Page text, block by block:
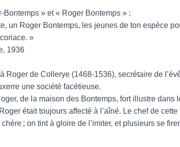
» et « Roger Bontemps » :
un Roger Bontemps, les jeunes de ton espèce
»
1936
de Collerye (1468-1536), secrétaire de
une société facétieuse.
de la maison des Bontemps, fort illustre dans
était toujours affecté à l’aîné. Le chef de
; on tint à gloire de l’imiter, et plusieurs se